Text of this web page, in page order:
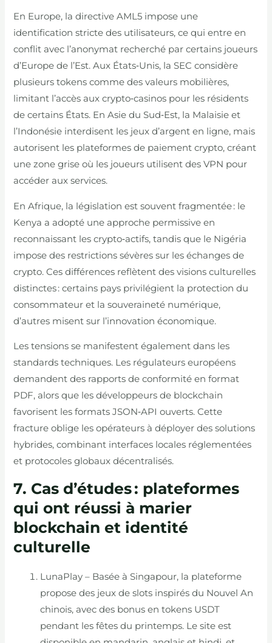
En Europe, la directive AML5 impose une
identification stricte des utilisateurs, ce qui entre en
conflit avec l’anonymat recherché par certains joueurs
d’Europe de l’Est. Aux États‑Unis, la SEC considère
plusieurs tokens comme des valeurs mobilières,
limitant l’accès aux crypto‑casinos pour les résidents
de certains États. En Asie du Sud‑Est, la Malaisie et
l’Indonésie interdisent les jeux d’argent en ligne, mais
autorisent les plateformes de paiement crypto, créant
une zone grise où les joueurs utilisent des VPN pour
accéder aux services.
En Afrique, la législation est souvent fragmentée : le
Kenya a adopté une approche permissive en
reconnaissant les crypto‑actifs, tandis que le Nigéria
impose des restrictions sévères sur les échanges de
crypto. Ces différences reflètent des visions culturelles
distinctes : certains pays privilégient la protection du
consommateur et la souveraineté numérique,
d’autres misent sur l’innovation économique.
Les tensions se manifestent également dans les
standards techniques. Les régulateurs européens
demandent des rapports de conformité en format
PDF, alors que les développeurs de blockchain
favorisent les formats JSON‑API ouverts. Cette
fracture oblige les opérateurs à déployer des solutions
hybrides, combinant interfaces locales réglementées
et protocoles globaux décentralisés.
7. Cas d’études : plateformes
qui ont réussi à marier
blockchain et identité
culturelle
LunaPlay – Basée à Singapour, la plateforme
propose des jeux de slots inspirés du Nouvel An
chinois, avec des bonus en tokens USDT
pendant les fêtes du printemps. Le site est